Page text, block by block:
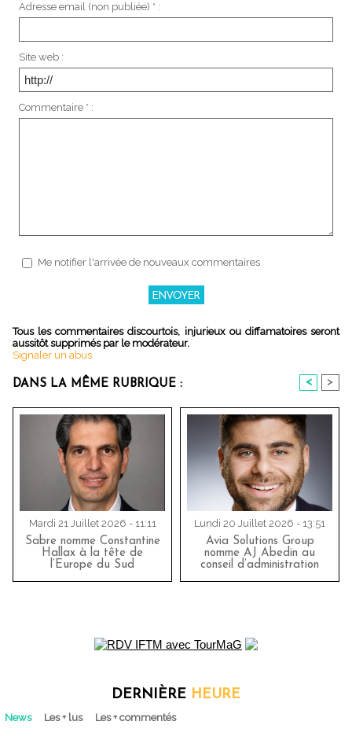
Adresse email (non publiée) * :
Site web :
Commentaire * :
Me notifier l'arrivée de nouveaux commentaires
Tous les commentaires discourtois, injurieux ou diffamatoires seront
aussitôt supprimés par le modérateur.
Signaler un abus
DANS LA MÊME RUBRIQUE : < >
Mardi 21 Juillet 2026 - 11:11
Sabre nomme Constantine
Hallax à la tête de
l’Europe du Sud
Lundi 20 Juillet 2026 - 13:51
Avia Solutions Group
nomme AJ Abedin au
conseil d’administration
DERNIÈRE HEURE
News Les + lus Les + commentés